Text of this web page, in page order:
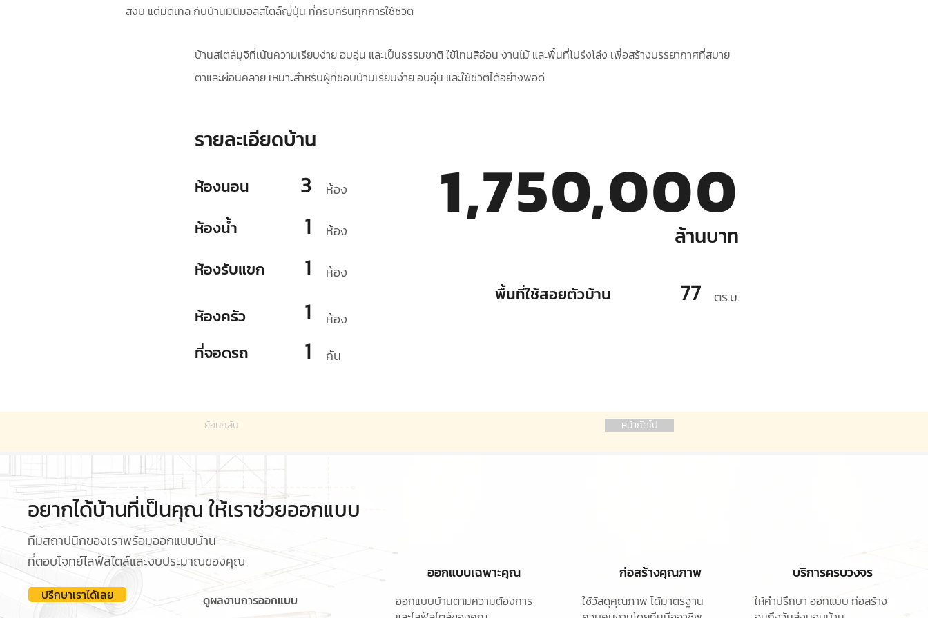
สงบ แต่มีดีเทล กับบ้านมินิมอลสไตล์ญี่ปุ่น ที่ครบครันทุกการใช้ชีวิต
บ้านสไตล์มูจิที่เน้นความเรียบง่าย อบอุ่น และเป็นธรรมชาติ ใช้โทนสีอ่อน งานไม้ และพื้นที่โปร่งโล่ง เพื่อสร้างบรรยากาศที่สบาย
ตาและผ่อนคลาย เหมาะสำหรับผู้ที่ชอบบ้านเรียบง่าย อบอุ่น และใช้ชีวิตได้อย่างพอดี
รายละเอียดบ้าน
ห้องนอน 3 ห้อง
ห้องน้ำ 1 ห้อง
ห้องรับแขก 1 ห้อง
ห้องครัว 1 ห้อง
ที่จอดรถ 1 คัน
1,750,000
ล้านบาท
พื้นที่ใช้สอยตัวบ้าน 77 ตร.ม.
ย้อนกลับ หน้าถัดไป
อยากได้บ้านที่เป็นคุณ ให้เราช่วยออกแบบ
ทีมสถาปนิกของเราพร้อมออกแบบบ้าน
ที่ตอบโจทย์ไลฟ์สไตล์และงบประมาณของคุณ
ปรึกษาเราได้เลย ดูผลงานการออกแบบ
ออกแบบเฉพาะคุณ
ออกแบบบ้านตามความต้องการ
ก่อสร้างคุณภาพ
ใช้วัสดุคุณภาพ ได้มาตรฐาน
บริการครบวงจร
ให้คำปรึกษา ออกแบบ ก่อสร้าง